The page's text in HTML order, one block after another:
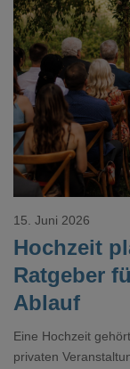
Hochzeit
Ratgeber
Ablauf
15. Juni 2026
Eine Hochzeit
privaten